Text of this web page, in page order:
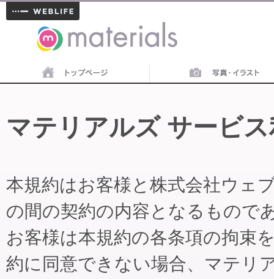
materials
マテリアルズ サービ
本規約はお客様と株式会社ウェ
の間の契約の内容となるもので
お客様は本規約の各条項の拘束
約に同意できない場合、マテリ